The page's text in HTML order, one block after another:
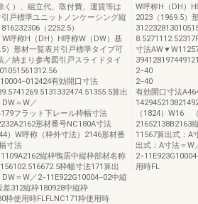
く）、組立代、取付費、運賃等は
戸標準ユニットノンケーシング縦
（2252.5）
呼称H（DH）H呼称W（DW）基
）形材一覧表片引戸標準タイプ可
納まり参考図引戸スライドタイ
有効開口寸法
算出
＝W／
フラット下レール枠幅寸法
形材番号NC180A寸法
W呼称（枠外寸法）2146形材番
寸法
縦枠鴨居中縦枠部材名称
枠幅寸法171算出
W／2−11E922G10004−02中縦
312縦枠180928中縦枠
枠使用時FLFLNC171枠使用時
W呼称H（DH）
2023（1969.5）
寸法
2−40 DW＝
2−40 DW＝
有効開口寸法
（1824）W16
21652138B2163
11567算出式
出式：A寸
用時FL